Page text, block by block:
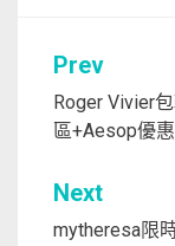
文
章
導
覽
Prev
Roger Vivier
區+Aesop優
Next
mytheresa限